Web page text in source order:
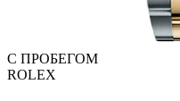
С ПРОБЕГОМ
ROLEX